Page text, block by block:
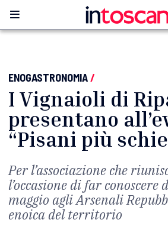
ENOGASTRONOMIA/
I Vignaioli di
presentano
“Pisani più
Per l’associazione che
l’occasione di far conoscere
maggio agli Arsenali
enoica del territorio